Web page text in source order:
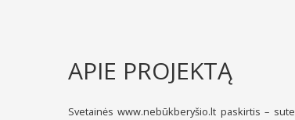
APIE PROJEKTĄ
Svetainės www.nebūkberyšio.lt paskirtis –